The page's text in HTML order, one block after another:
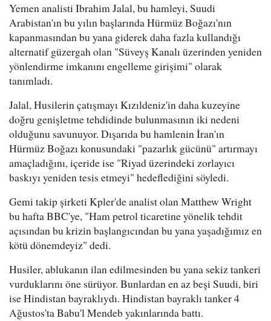
Yemen analisti Ibrahim Jalal, bu hamleyi, Suudi
Arabistan'ın bu yılın başlarında Hürmüz Boğazı'nın
kapanmasından bu yana giderek daha fazla kullandığı
alternatif güzergah olan "Süveyş Kanalı üzerinden yeniden
yönlendirme imkanını engelleme girişimi" olarak
tanımladı.
Jalal, Husilerin çatışmayı Kızıldeniz'in daha kuzeyine
doğru genişletme tehdidinde bulunmasının iki nedeni
olduğunu savunuyor. Dışarıda bu hamlenin İran'ın
Hürmüz Boğazı konusundaki "pazarlık gücünü" artırmayı
amaçladığını, içeride ise "Riyad üzerindeki zorlayıcı
baskıyı yeniden tesis etmeyi" hedeflediğini söyledi.
Gemi takip şirketi Kpler'de analist olan Matthew Wright
bu hafta BBC'ye, "Ham petrol ticaretine yönelik tehdit
açısından bu krizin başlangıcından bu yana yaşadığımız en
kötü dönemdeyiz" dedi.
Husiler, ablukanın ilan edilmesinden bu yana sekiz tankeri
vurduklarını öne sürüyor. Bunlardan en az beşi Suudi, biri
ise Hindistan bayraklıydı. Hindistan bayraklı tanker 4
Ağustos'ta Babu'l Mendeb yakınlarında battı.